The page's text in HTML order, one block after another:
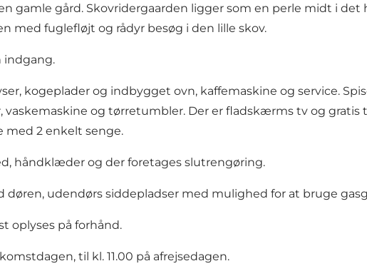
gamle gård. Skovridergaarden ligger som en perle midt i det
med fuglefløjt og rådyr besøg i den lille skov.
indgang.
kogeplader og indbygget ovn, kaffemaskine og service.
og tørretumbler. Der er fladskærms tv og
med 2 enkelt senge.
håndklæder og der foretages slutrengøring.
døren, udendørs siddepladser med mulighed for at bruge
oplyses på forhånd.
til kl. 11.00 på afrejsedagen.